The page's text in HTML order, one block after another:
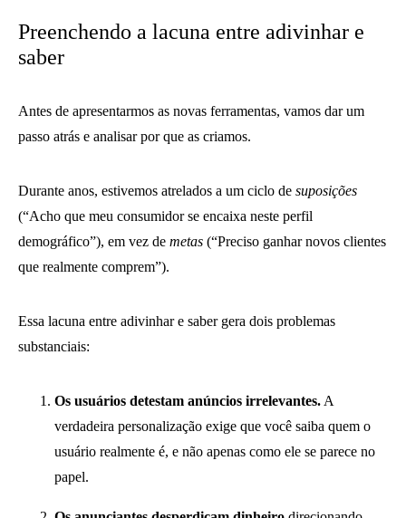
Preenchendo a lacuna entre adivinhar e
saber
Antes de apresentarmos as novas ferramentas, vamos dar um
passo atrás e analisar por que as criamos.
Durante anos, estivemos atrelados a um ciclo de suposições
(“Acho que meu consumidor se encaixa neste perfil
demográfico”), em vez de metas (“Preciso ganhar novos clientes
que realmente comprem”).
Essa lacuna entre adivinhar e saber gera dois problemas
substanciais:
Os usuários detestam anúncios irrelevantes. A
verdadeira personalização exige que você saiba quem o
usuário realmente é, e não apenas como ele se parece no
papel.